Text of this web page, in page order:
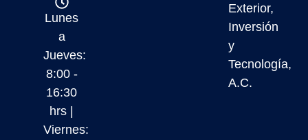
Lunes
a
Jueves:
8:00 -
16:30
hrs |
Viernes:
Exterior,
Inversión
y
Tecnología,
A.C.